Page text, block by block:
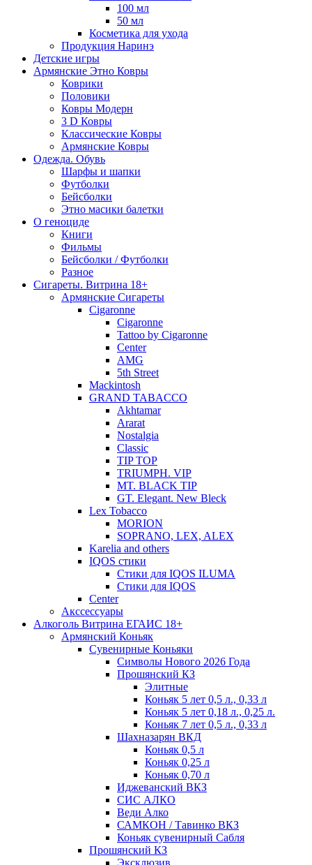
100 мл
50 мл
Косметика для ухода
Продукция Наринэ
Детские игры
Армянские Этно Ковры
Коврики
Половики
Ковры Модерн
3 D Ковры
Классические Ковры
Армянские Ковры
Одежда. Обувь
Шарфы и шапки
Футболки
Бейсболки
Этно масики балетки
О геноциде
Книги
Фильмы
Бейсболки / Футболки
Разное
Сигареты. Витрина 18+
Армянские Сигареты
Cigaronne
Cigaronne
Tattoo by Cigaronne
Center
AMG
5th Street
Mackintosh
GRAND TABACCO
Akhtamar
Ararat
Nostalgia
Classic
TIP TOP
TRIUMPH. VIP
MT. BLACK TIP
GT. Elegant. New Bleck
Lex Tobacco
MORION
SOPRANO, LEX, ALEX
Karelia and others
IQOS стики
Стики для IQOS ILUMA
Стики для IQOS
Сenter
Акссессуары
Алкоголь Витрина ЕГАИС 18+
Армянский Коньяк
Сувенирные Коньяки
Символы Нового 2026 Года
Прошянский КЗ
Элитные
Коньяк 5 лет 0,5 л., 0,33 л
Коньяк 5 лет 0,18 л., 0,25 л.
Коньяк 7 лет 0,5 л., 0,33 л
Шахназарян ВКД
Коньяк 0,5 л
Коньяк 0,25 л
Коньяк 0,70 л
Иджеванский ВКЗ
СИС АЛКО
Веди Алко
САМКОН / Тавинко ВКЗ
Коньяк сувенирный Сабля
Прошянский КЗ
Эксклюзив